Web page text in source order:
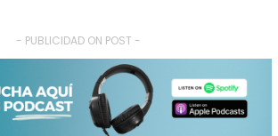
- PUBLICIDAD ON POST -